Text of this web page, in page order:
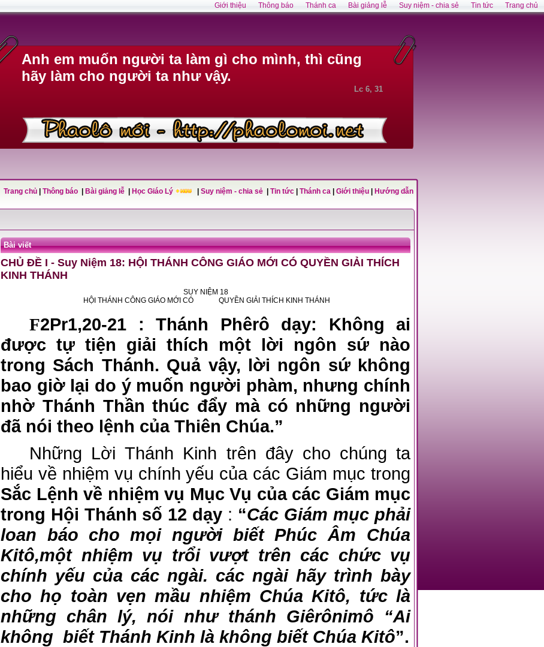
Anh em muốn người ta làm gì cho mình, thì cũng
hãy làm cho người ta như vậy.
Lc 6, 31
Trang chủ Thông báo Bài giảng lễ Học Giáo Lý Suy niệm - chia sẻ Tin tức Thánh ca Giới thiệu Hướng dẫn
Bài viết
CHỦ ĐỀ I - Suy Niệm 18: HỘI THÁNH CÔNG GIÁO MỚI CÓ QUYỀN GIẢI THÍCH
KINH THÁNH
SUY NIỆM 18
HỘI THÁNH CÔNG GIÁO MỚI CÓ QUYỀN GIẢI THÍCH KINH THÁNH
F2Pr1,20-21 : Thánh Phêrô dạy: Không ai
được tự tiện giải thích một lời ngôn sứ nào
trong Sách Thánh. Quả vậy, lời ngôn sứ không
bao giờ lại do ý muốn người phàm, nhưng chính
nhờ Thánh Thần thúc đẩy mà có những người
đã nói theo lệnh của Thiên Chúa.”
Những Lời Thánh Kinh trên đây cho chúng ta
hiểu về nhiệm vụ chính yếu của các Giám mục trong
Sắc Lệnh về nhiệm vụ Mục Vụ của các Giám mục
trong Hội Thánh số 12 dạy : “Các Giám mục phải
loan báo cho mọi người biết Phúc Âm Chúa
Kitô,một nhiệm vụ trổi vượt trên các chức vụ
chính yếu của các ngài. các ngài hãy trình bày
cho họ toàn vẹn mầu nhiệm Chúa Kitô, tức là
những chân lý, nói như thánh Giêrônimô “Ai
không biết Thánh Kinh là không biết Chúa Kitô”.
Trang chủ
Tin tức
Suy niệm - chia sẻ
Bài giảng lễ
Thánh ca
Thông báo
Giới thiệu